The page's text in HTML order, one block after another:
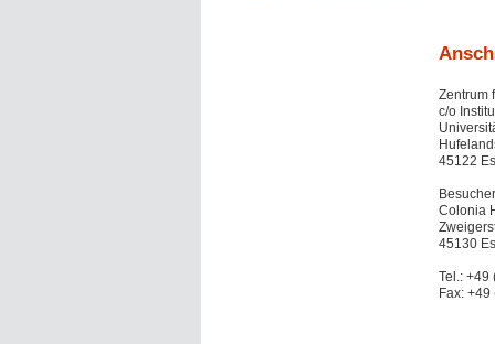
Zentrum
c/o
45122
Colonia
45130
Tel.: +49
Fax: